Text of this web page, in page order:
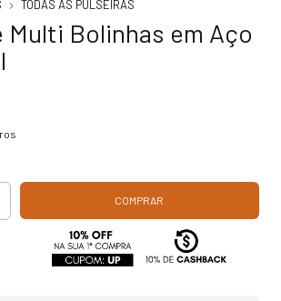
TODAS AS PULSEIRAS
Multi Bolinhas em Aço